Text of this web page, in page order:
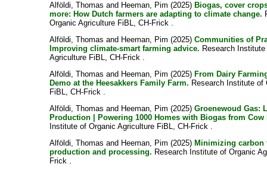
Alföldi, Thomas and Heeman, Pim (2025) Biogas, cover
more: How Dutch farmers are adapting to climate change.
Organic Agriculture FiBL, CH-Frick .
Alföldi, Thomas and Heeman, Pim (2025)Communities of
Improving climate-smart farming advice. Research
Agriculture FiBL, CH-Frick .
Alföldi, Thomas and Heeman, Pim (2025) From Dairy
Demo at the Heesakkers Family Farm. Research Institute of
FiBL, CH-Frick .
Alföldi, Thomas and Heeman, Pim (2025)Groenewoud Gas:
Production | Powering 1000 Homes with Biogas from Cow
Institute of Organic Agriculture FiBL, CH-Frick .
Alföldi, Thomas and Heeman, Pim (2025) Minimizing
production and processing. Research Institute of Organic
Frick .